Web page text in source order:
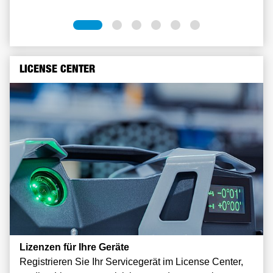
LICENSE CENTER
Lizenzen für Ihre Geräte
Registrieren Sie Ihr Servicegerät im License Center,